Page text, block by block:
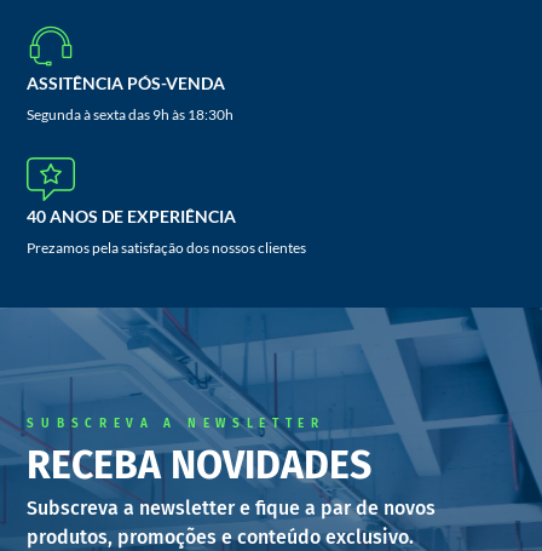
ASSITÊNCIA PÓS-VENDA
Segunda à sexta das 9h às 18:30h
40 ANOS DE EXPERIÊNCIA
Prezamos pela satisfação dos nossos clientes
SUBSCREVA A NEWSLETTER
RECEBA NOVIDADES
Subscreva a newsletter e fique a par de novos
produtos, promoções e conteúdo exclusivo.